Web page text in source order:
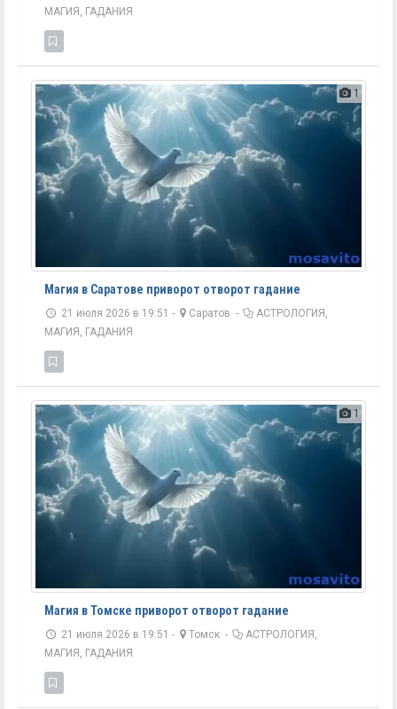
МАГИЯ, ГАДАНИЯ
1
Магия в Саратове приворот отворот гадание
21 июля 2026 в 19:51 - Саратов -
АСТРОЛОГИЯ,
МАГИЯ, ГАДАНИЯ
1
Магия в Томске приворот отворот гадание
21 июля 2026 в 19:51 - Томск -
АСТРОЛОГИЯ,
МАГИЯ, ГАДАНИЯ